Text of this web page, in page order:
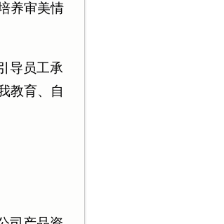
养审美情
导员工承
教育、自